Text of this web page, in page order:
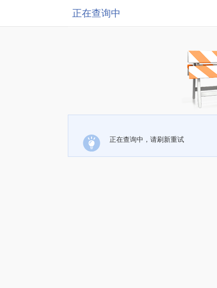
正在查询中
正在查询中，请刷新重试